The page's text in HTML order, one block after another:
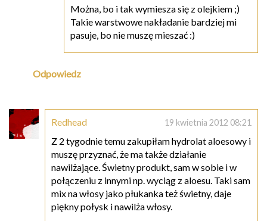
Można, bo i tak wymiesza się z olejkiem ;)
Takie warstwowe nakładanie bardziej mi
pasuje, bo nie muszę mieszać :)
Odpowiedz
Redhead 19 kwietnia 2012 08:21
Z 2 tygodnie temu zakupiłam hydrolat aloesowy i
muszę przyznać, że ma także działanie
nawilżające. Świetny produkt, sam w sobie i w
połączeniu z innymi np. wyciąg z aloesu. Taki sam
mix na włosy jako płukanka też świetny, daje
piękny połysk i nawilża włosy.